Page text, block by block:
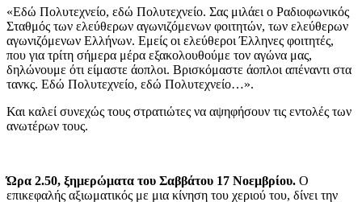
«Εδώ Πολυτεχνείο, εδώ Πολυτεχνείο. Σας μιλάει ο Ραδιοφωνικός
Σταθμός των ελεύθερων αγωνιζόμενων φοιτητών, των ελεύθερων
αγωνιζόμενων Ελλήνων. Εμείς οι ελεύθεροι Έλληνες φοιτητές,
που για τρίτη σήμερα μέρα εξακολουθούμε τον αγώνα μας,
δηλώνουμε ότι είμαστε άοπλοι. Βρισκόμαστε άοπλοι απέναντι στα
τανκς. Εδώ Πολυτεχνείο, εδώ Πολυτεχνείο…».
Και καλεί συνεχώς τους στρατιώτες να αψηφήσουν τις εντολές των
ανωτέρων τους.
Ώρα 2.50, ξημερώματα του Σαββάτου 17 Νοεμβρίου. Ο
επικεφαλής αξιωματικός με μια κίνηση του χεριού του, δίνει την